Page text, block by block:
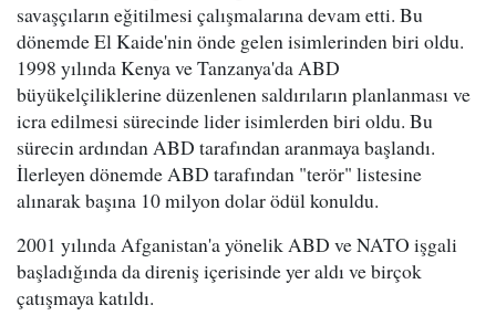
savaşçıların eğitilmesi çalışmalarına devam etti. Bu
dönemde El Kaide'nin önde gelen isimlerinden biri oldu.
1998 yılında Kenya ve Tanzanya'da ABD
büyükelçiliklerine düzenlenen saldırıların planlanması ve
icra edilmesi sürecinde lider isimlerden biri oldu. Bu
sürecin ardından ABD tarafından aranmaya başlandı.
İlerleyen dönemde ABD tarafından "terör" listesine
alınarak başına 10 milyon dolar ödül konuldu.
2001 yılında Afganistan'a yönelik ABD ve NATO işgali
başladığında da direniş içerisinde yer aldı ve birçok
çatışmaya katıldı.